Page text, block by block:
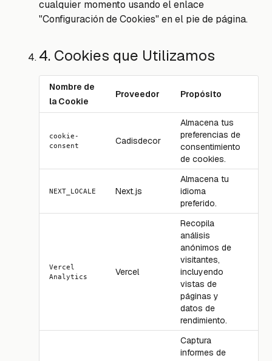
cualquier momento usando el enlace
"Configuración de Cookies" en el pie de página.
4. Cookies que Utilizamos
Nombre de
la Cookie
Proveedor Propósito
cookie-
consent
Cadisdecor
Almacena tus
preferencias de
consentimiento
de cookies.
NEXT_LOCALE Next.js
Almacena tu
idioma
preferido.
Vercel
Analytics
Vercel
Recopila
análisis
anónimos de
visitantes,
incluyendo
vistas de
páginas y
datos de
rendimiento.
Captura
informes de